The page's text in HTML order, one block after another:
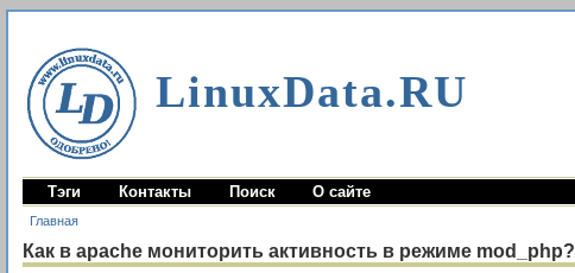
LinuxData.RU
Тэги Контакты Поиск О сайте
Главная
Как в apache мониторить активность в режиме mod_php?